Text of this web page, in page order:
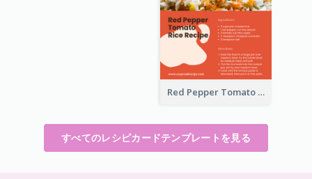
Red Pepper Tomato Rice Recipe Card
すべてのレシピカードテンプレートを見る